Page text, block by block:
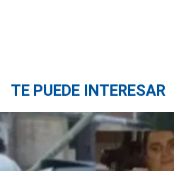
TE PUEDE INTERESAR